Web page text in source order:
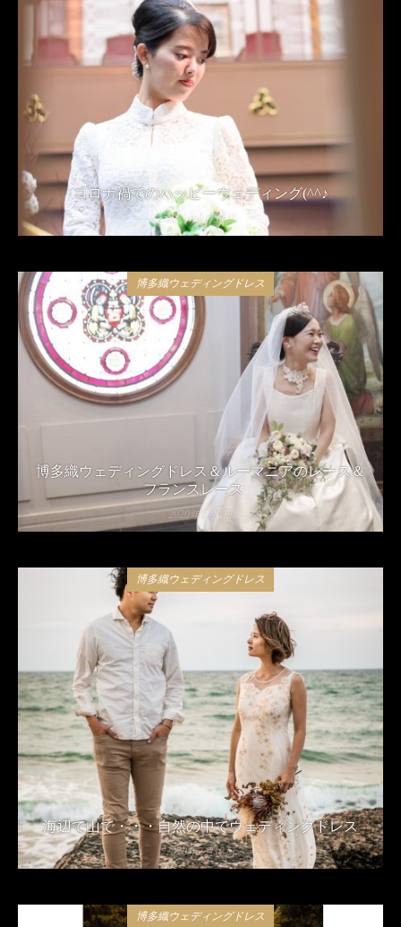
コロナ禍でのハッピーウェディング(^^♪
2021年4月24日
博多織ウェディングドレス
博多織ウェディングドレス＆ルーマニアのレース＆
フランスレース
2020年5月8日
博多織ウェディングドレス
海辺で山で・・・自然の中でウェディングドレス
2020年2月13日
博多織ウェディングドレス